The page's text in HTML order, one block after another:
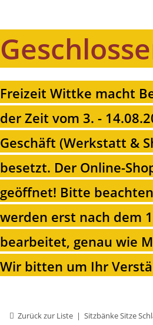
Freizeit Wittke macht
der Zeit vom 3. -
Geschäft (Werkstatt &
besetzt. Der Online-
geöffnet! Bitte
werden erst nach dem
bearbeitet, genau wie
Wir bitten um Ihr
Zurück zur Liste Sitzbänke Sitze